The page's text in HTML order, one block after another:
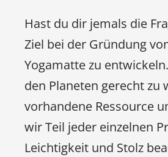
Hast du dir jemals die
Ziel bei der Gründung
Yogamatte zu
den Planeten gerecht
vorhandene Ressource
wir Teil jeder einzelnen
Leichtigkeit und Stolz